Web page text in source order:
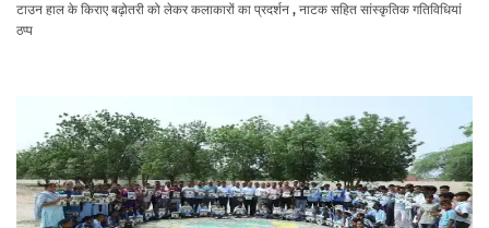
टाउन हाल के किराए बढ़ोतरी को लेकर कलाकारों का प्रदर्शन , नाटक सहित सांस्कृतिक गतिविधियां
ठप्प